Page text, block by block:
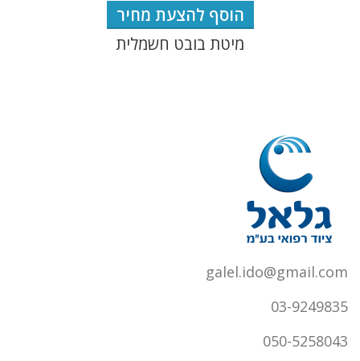
הוסף להצעת מחיר
מיטת בובט חשמלית
galel.ido@gmail.com
03-9249835
050-5258043